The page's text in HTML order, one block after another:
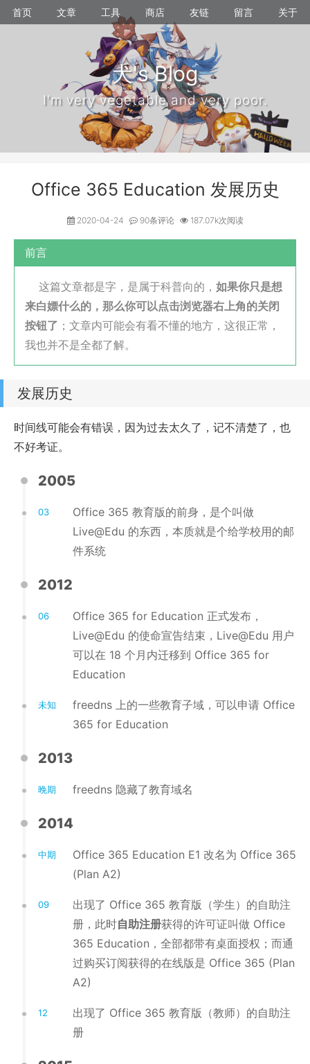
首页 文章 工具 商店 友链 留言 关于
犬's Blog
I'm very vegetable and very poor.
Office 365 Education 发展历史
2020-04-24 90条评论 187.07k次阅读
前言
这篇文章都是字，是属于科普向的， 如果你只是想
来白嫖什么的，那么你可以点击浏览器右上角的关闭
按钮了 ；文章内可能会有看不懂的地方，这很正常，
我也并不是全都了解。
发展历史
时间线可能会有错误，因为过去太久了，记不清楚了，也
不好考证。
2005
Office 365 教育版的前身，是个叫做
Live@Edu 的东西，本质就是个给学校用的邮
件系统
03
2012
Office 365 for Education 正式发布，
Live@Edu 的使命宣告结束，Live@Edu 用户
可以在 18 个月内迁移到 Office 365 for
Education
06
freedns 上的一些教育子域，可以申请 Office
365 for Education
未知
2013
freedns 隐藏了教育域名
晚期
2014
Office 365 Education E1 改名为 Office 365
(Plan A2)
中期
出现了 Office 365 教育版（学生）的自助注
册，此时自助注册获得的许可证叫做 Office
365 Education，全部都带有桌面授权；而通
过购买订阅获得的在线版是 Office 365 (Plan
A2)
09
出现了 Office 365 教育版（教师）的自助注
册
12